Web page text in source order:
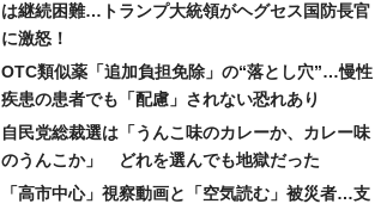
は継続困難…トランプ大統領がヘグセス国防長官
に激怒！
OTC類似薬「追加負担免除」の“落とし穴”…慢性
疾患の患者でも「配慮」されない恐れあり
自民党総裁選は「うんこ味のカレーか、カレー味
のうんこか」 どれを選んでも地獄だった
「高市中心」視察動画と「空気読む」被災者…支